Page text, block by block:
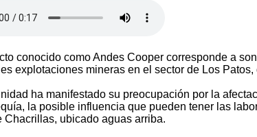
conocido como Andes Cooper corresponde a
explotaciones mineras en el sector de Los Patos,
ha manifestado su preocupación por la
la posible influencia que pueden tener las
Chacrillas, ubicado aguas arriba.